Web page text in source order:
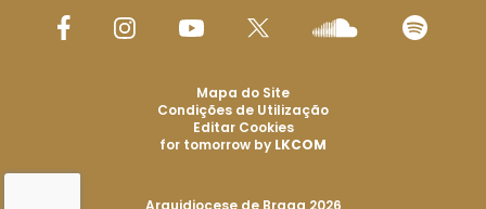
Mapa do Site
Condições de Utilização
Editar Cookies
for tomorrow by LKCOM